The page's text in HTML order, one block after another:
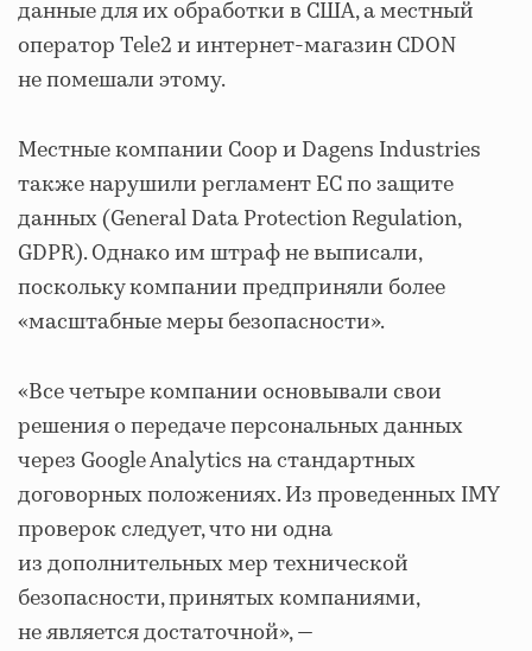
данные для их обработки в США, а местный
оператор Tele2 и интернет-магазин CDON
не помешали этому.
Местные компании Coop и Dagens Industries
также нарушили регламент ЕС по защите
данных (General Data Protection Regulation,
GDPR). Однако им штраф не выписали,
поскольку компании предприняли более
«масштабные меры безопасности».
«Все четыре компании основывали свои
решения о передаче персональных данных
через Google Analytics на стандартных
договорных положениях. Из проведенных IMY
проверок следует, что ни одна
из дополнительных мер технической
безопасности, принятых компаниями,
не является достаточной», —